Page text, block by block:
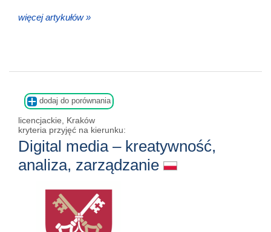
więcej artykułów »
dodaj do porównania
licencjackie, Kraków
kryteria przyjęć na kierunku:
Digital media – kreatywność,
analiza, zarządzanie